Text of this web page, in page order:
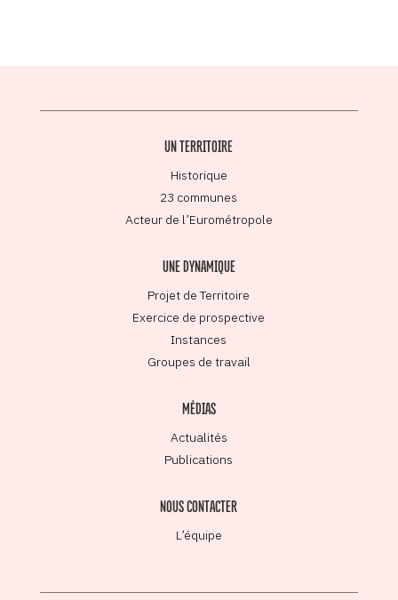
UN TERRITOIRE
Historique
23 communes
Acteur de l’Eurométropole
UNE DYNAMIQUE
Projet de Territoire
Exercice de prospective
Instances
Groupes de travail
MÉDIAS
Actualités
Publications
NOUS CONTACTER
L’équipe